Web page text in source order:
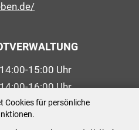
Cookies für persönliche
15:00 Uhr
16:00 Uhr
(nach vorheriger